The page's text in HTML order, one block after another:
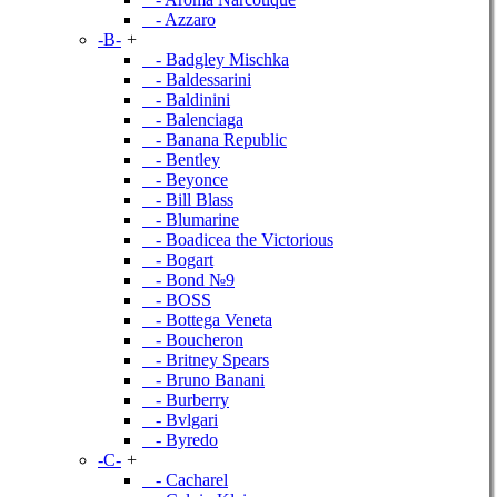
- Azzaro
-B- +
- Badgley Mischka
- Baldessarini
- Baldinini
- Balenciaga
- Banana Republic
- Bentley
- Beyonce
- Bill Blass
- Blumarine
- Boadicea the Victorious
- Bogart
- Bond №9
- BOSS
- Bottega Veneta
- Boucheron
- Britney Spears
- Bruno Banani
- Burberry
- Bvlgari
- Byredo
-C- +
- Cacharel